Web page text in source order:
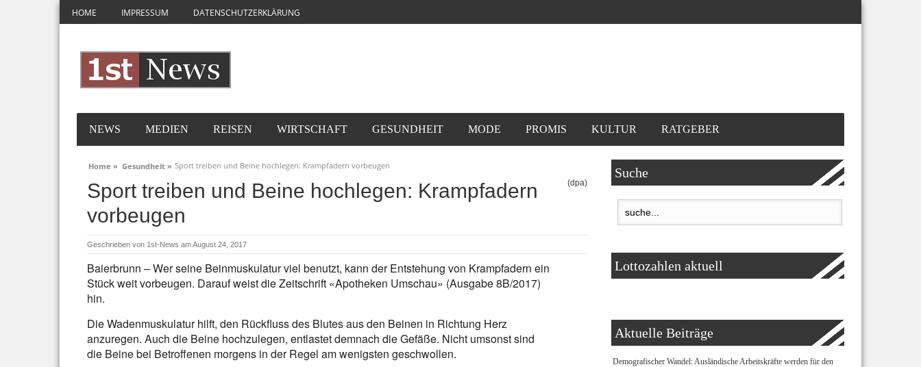
HOME IMPRESSUM DATENSCHUTZERKLÄRUNG
NEWS MEDIEN REISEN WIRTSCHAFT GESUNDHEIT MODE PROMIS KULTUR RATGEBER
Home » Gesundheit » Sport treiben und Beine hochlegen: Krampfadern vorbeugen
Sport treiben und Beine hochlegen: Krampfadern
vorbeugen
(dpa)
Geschrieben von 1st-News am August 24, 2017
Baierbrunn – Wer seine Beinmuskulatur viel benutzt, kann der Entstehung von Krampfadern ein
Stück weit vorbeugen. Darauf weist die Zeitschrift «Apotheken Umschau» (Ausgabe 8B/2017)
hin.
Die Wadenmuskulatur hilft, den Rückfluss des Blutes aus den Beinen in Richtung Herz
anzuregen. Auch die Beine hochzulegen, entlastet demnach die Gefäße. Nicht umsonst sind
die Beine bei Betroffenen morgens in der Regel am wenigsten geschwollen.
Suche
Lottozahlen aktuell
Aktuelle Beiträge
Demografischer Wandel: Ausländische Arbeitskräfte werden für den